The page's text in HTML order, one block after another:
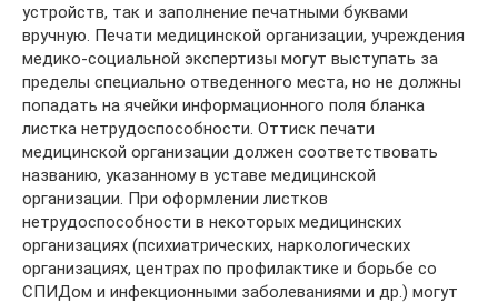
устройств, так и заполнение печатными буквами
вручную. Печати медицинской организации, учреждения
медико-социальной экспертизы могут выступать за
пределы специально отведенного места, но не должны
попадать на ячейки информационного поля бланка
листка нетрудоспособности. Оттиск печати
медицинской организации должен соответствовать
названию, указанному в уставе медицинской
организации. При оформлении листков
нетрудоспособности в некоторых медицинских
организациях (психиатрических, наркологических
организациях, центрах по профилактике и борьбе со
СПИДом и инфекционными заболеваниями и др.) могут